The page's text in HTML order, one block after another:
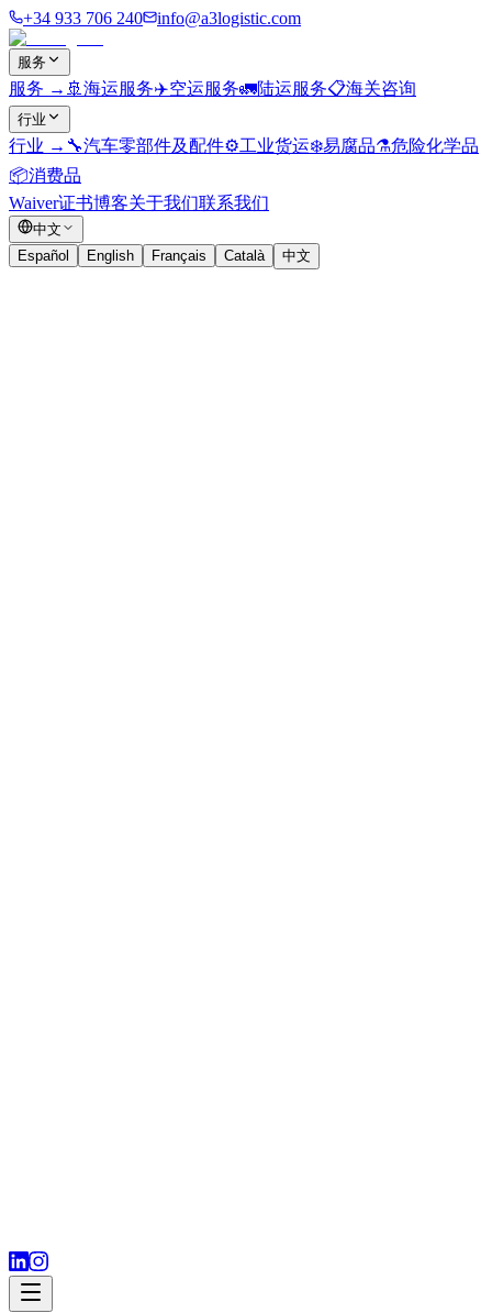
+34 933 706 240 info@a3logistic.com
服务
服务 → 🚢 海运服务✈️空运服务🚛陆运服务📋海关咨询
行业
行业 → 🔧汽车零部件及配件⚙️工业货运❄️易腐品⚗️危险化学品
📦消费品
Waiver证书博客关于我们联系我们
中文
Español
English Français Català 中文